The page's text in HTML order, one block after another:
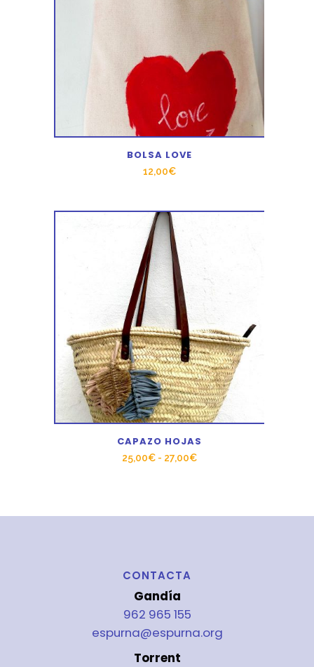
BOLSA LOVE
12,00€
CAPAZO HOJAS
25,00€ - 27,00€Rango
CONTACTA
Gandía
962 965 155
espurna@espurna.org
Torrent